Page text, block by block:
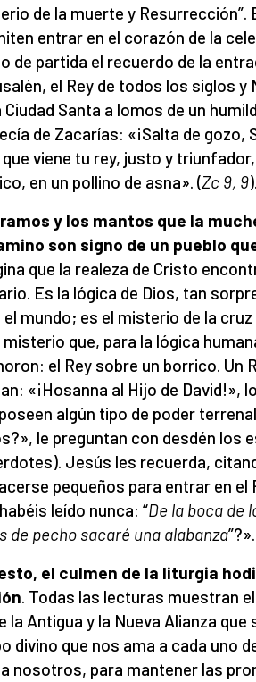
de la muerte y Resurrección”.
entrar en el corazón de la
de partida el recuerdo de la
el Rey de todos los siglos y
Ciudad Santa a lomos de un
de Zacarías: «¡Salta de gozo,
que viene tu rey, justo y
en un pollino de asna». (Zc 9, 9).
y los mantos que la
son signo de un pueblo
que la realeza de Cristo
Es la lógica de Dios, tan
el mundo; es el misterio de la
que, para la lógica
el Rey sobre un borrico. Un
«¡Hosanna al Hijo de David!»,
algún tipo de poder
le preguntan con desdén los
Jesús les recuerda,
pequeños para entrar en el
leído nunca: “De la boca de
de pecho sacaré una alabanza”?».
el culmen de la liturgia
. Todas las lecturas muestran
la Antigua y la Nueva Alianza que
divino que nos ama a cada uno
nosotros, para mantener las